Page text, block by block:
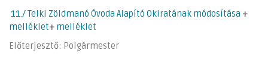
11./ Telki Zöldmanó Óvoda Alapító Okiratának módosítása +
melléklet+ melléklet
Előterjesztő: Polgármester